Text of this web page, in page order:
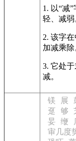
1. 以“减
轻、减弱
2. 该字
加减乘除
3. 它处
减。
镁 展
趸
够
妟
缏
审几度